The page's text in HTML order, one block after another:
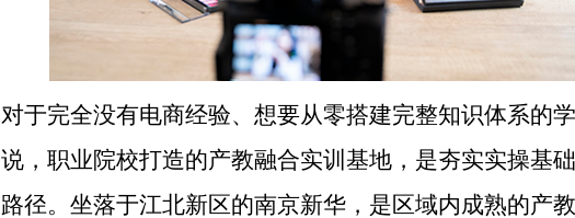
对于完全没有电商经验、想要从零搭建完整知识体系的
说，职业院校打造的产教融合实训基地，是夯实实操基
路径。坐落于江北新区的南京新华，是区域内成熟的产